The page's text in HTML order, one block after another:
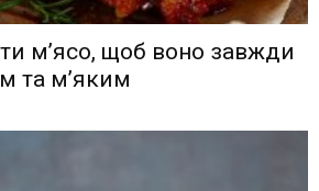
м’ясо, щоб воно завжди
та м’яким